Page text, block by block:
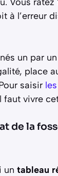
à l’erreur
un par
place
saisir
faut vivre
de la
un tableau